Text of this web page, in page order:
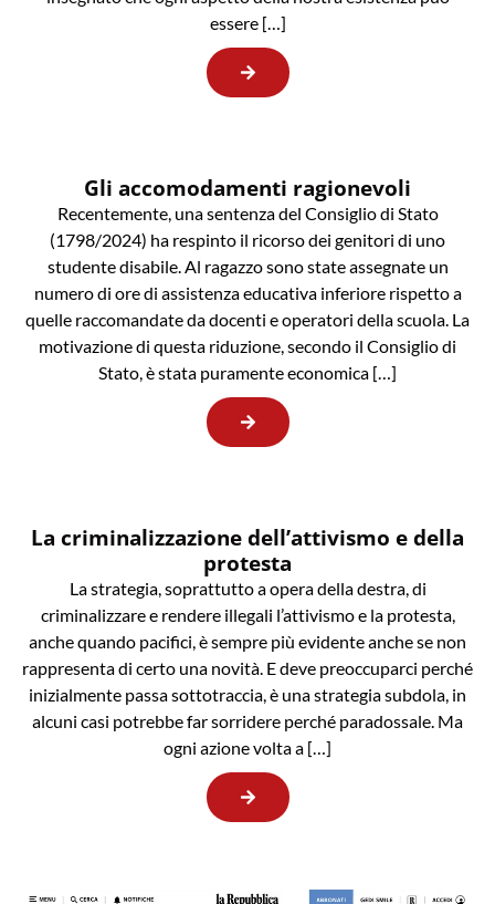
essere […]
Gli accomodamenti ragionevoli
Recentemente, una sentenza del Consiglio di Stato
(1798/2024) ha respinto il ricorso dei genitori di uno
studente disabile. Al ragazzo sono state assegnate un
numero di ore di assistenza educativa inferiore rispetto a
quelle raccomandate da docenti e operatori della scuola. La
motivazione di questa riduzione, secondo il Consiglio di
Stato, è stata puramente economica […]
La criminalizzazione dell’attivismo e della
protesta
La strategia, soprattutto a opera della destra, di
criminalizzare e rendere illegali l’attivismo e la protesta,
anche quando pacifici, è sempre più evidente anche se non
rappresenta di certo una novità. E deve preoccuparci perché
inizialmente passa sottotraccia, è una strategia subdola, in
alcuni casi potrebbe far sorridere perché paradossale. Ma
ogni azione volta a […]